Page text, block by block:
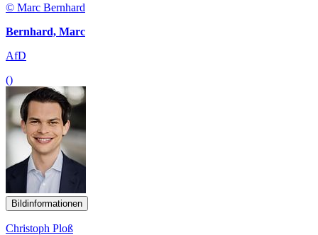
© Marc Bernhard
Bernhard, Marc
AfD
()
Bildinformationen
Christoph Ploß